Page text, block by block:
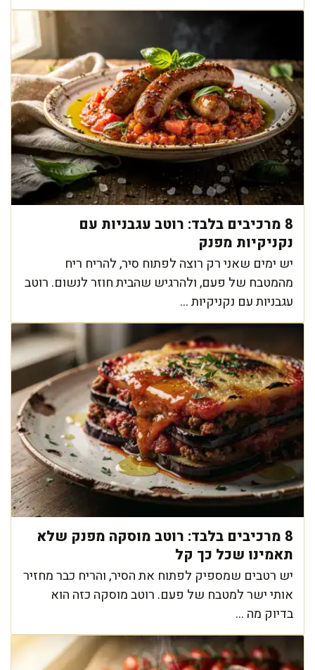
8 מרכיבים בלבד: רוטב עגבניות עם
נקניקיות מפנק
יש ימים שאני רק רוצה לפתוח סיר, להריח ריח
מהמטבח של פעם, ולהרגיש שהבית חוזר לנשום. רוטב
עגבניות עם נקניקיות ...
8 מרכיבים בלבד: רוטב מוסקה מפנק שלא
תאמינו שכל כך קל
יש רטבים שמספיק לפתוח את הסיר, והריח כבר מחזיר
אותי ישר למטבח של פעם. רוטב מוסקה כזה הוא
בדיוק מה ...